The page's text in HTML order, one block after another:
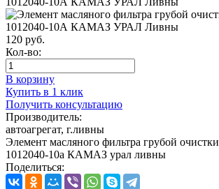
120 руб.
Кол-во:
В корзину
Купить в 1 клик
Получить консультацию
Производитель:
автоагрегат, г.ливны
Элемент масляного фильтра грубой
1012040-10а КАМАЗ урал ливны
Поделиться: